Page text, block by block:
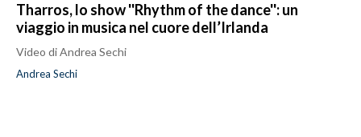
Tharros, lo show ''Rhythm of the dance'': un
viaggio in musica nel cuore dell’Irlanda
Video di Andrea Sechi
Andrea Sechi